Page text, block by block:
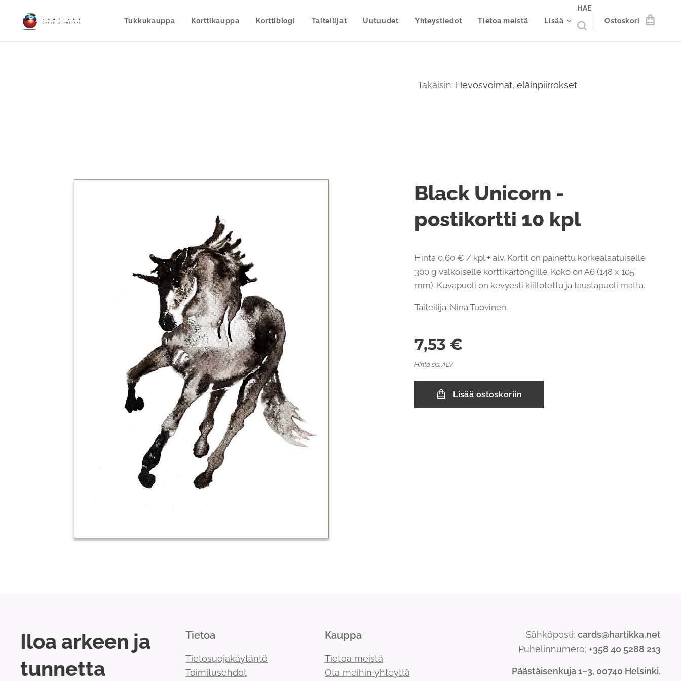
Tukkukauppa Korttikauppa Korttiblogi Taiteilijat Uutuudet Yhteystiedot Tietoa meistä Lisää
HAE
Ostoskori
Takaisin: Hevosvoimat, eläinpiirrokset
Black Unicorn -
postikortti 10 kpl
Hinta 0,60 € / kpl + alv. Kortit on painettu korkealaatuiselle
300 g valkoiselle korttikartongille. Koko on A6 (148 x 105
mm). Kuvapuoli on kevyesti kiillotettu ja taustapuoli matta.
Taiteilija: Nina Tuovinen.
7,53 €
Hinta sis. ALV
Lisää ostoskoriin
Iloa arkeen ja
tunnetta
Tietoa
Tietosuojakäytäntö
Toimitusehdot
Kauppa
Tietoa meistä
Ota meihin yhteyttä
Sähköposti: cards@hartikka.net
Puhelinnumero: +358 40 5288 213
Päästäisenkuja 1–3, 00740 Helsinki.